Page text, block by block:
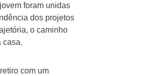
foram unidas
dos projetos
o caminho
casa.
com um